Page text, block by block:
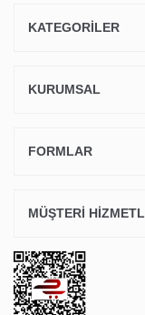
KATEGORİLER
KURUMSAL
FORMLAR
MÜŞTERİ